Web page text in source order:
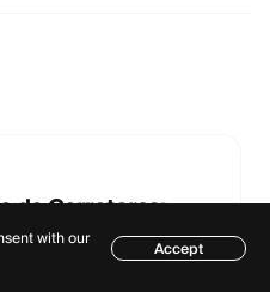
de Corretoras:
Entre
e Primeira
with our
Accept